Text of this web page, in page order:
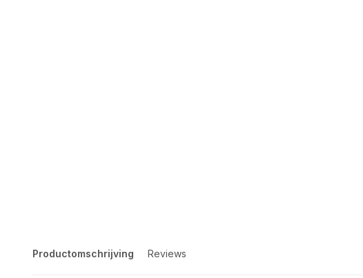
Productomschrijving Reviews